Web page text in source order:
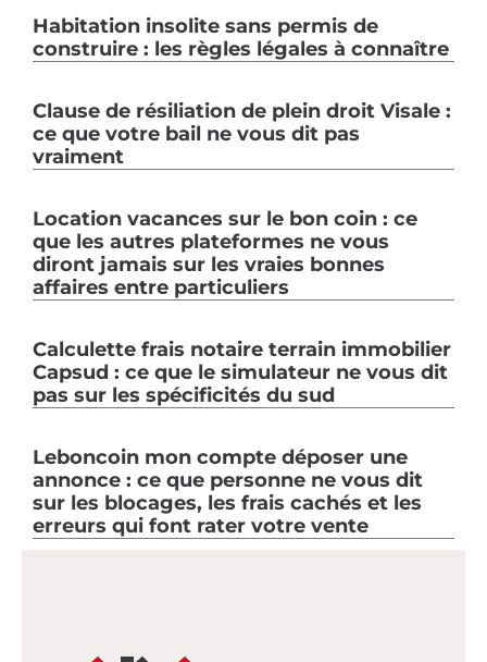
Habitation insolite sans permis de
construire : les règles légales à connaître
Clause de résiliation de plein droit Visale :
ce que votre bail ne vous dit pas
vraiment
Location vacances sur le bon coin : ce
que les autres plateformes ne vous
diront jamais sur les vraies bonnes
affaires entre particuliers
Calculette frais notaire terrain immobilier
Capsud : ce que le simulateur ne vous dit
pas sur les spécificités du sud
Leboncoin mon compte déposer une
annonce : ce que personne ne vous dit
sur les blocages, les frais cachés et les
erreurs qui font rater votre vente